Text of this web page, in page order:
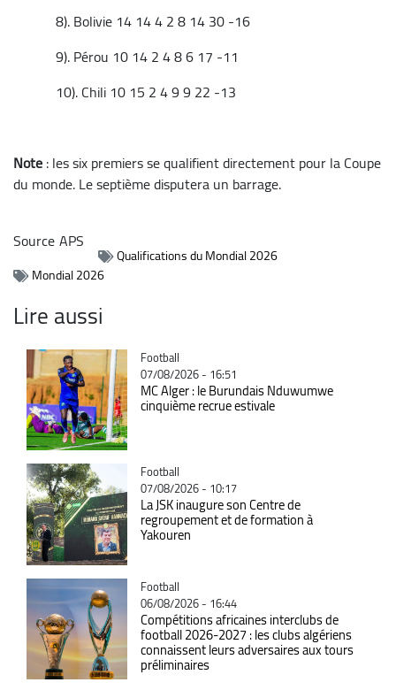
8). Bolivie 14 14 4 2 8 14 30 -16
9). Pérou 10 14 2 4 8 6 17 -11
10). Chili 10 15 2 4 9 9 22 -13
Note: les six premiers se qualifient directement pour la Coupe
du monde. Le septième disputera un barrage.
SourceAPS
Qualifications du Mondial 2026
Mondial 2026
Lire aussi
Catégorie
Football
07/08/2026 - 16:51
MC Alger : le Burundais Nduwumwe
cinquième recrue estivale
Catégorie
Football
07/08/2026 - 10:17
La JSK inaugure son Centre de
regroupement et de formation à
Yakouren
Catégorie
Football
06/08/2026 - 16:44
Compétitions africaines interclubs de
football 2026-2027 : les clubs algériens
connaissent leurs adversaires aux tours
préliminaires